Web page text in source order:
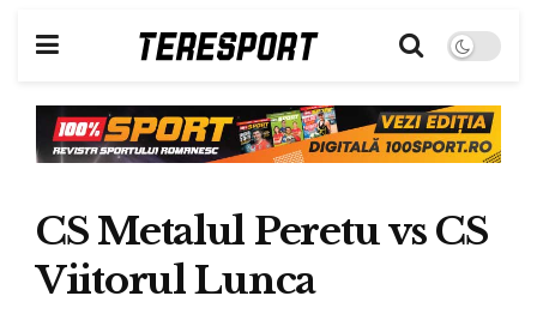
CS Metalul Peretu vs CS
Viitorul Lunca